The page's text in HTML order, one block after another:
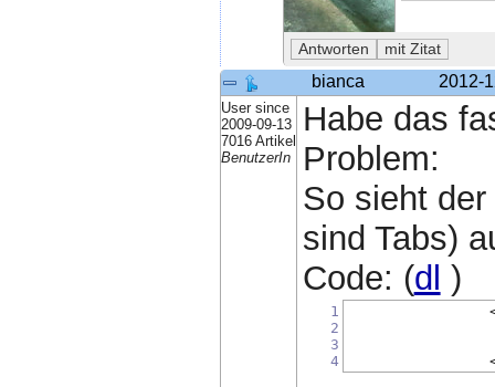
bianca 2012-
User since
2009-09-13
7016 Artikel
BenutzerIn
Habe das
Problem:
So sieht
sind Tabs)
Code: (dl )
1
2
3
4